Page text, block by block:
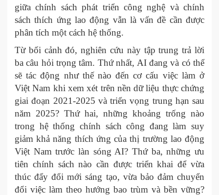
giữa chính sách phát triển công nghệ và chính
sách thích ứng lao động vẫn là vấn đề cần được
phân tích một cách hệ thống.
Từ bối cảnh đó, nghiên cứu này tập trung trả lời
ba câu hỏi trọng tâm. Thứ nhất, AI đang và có thể
sẽ tác động như thế nào đến cơ cấu việc làm ở
Việt Nam khi xem xét trên nền dữ liệu thực chứng
giai đoạn 2021-2025 và triển vọng trung hạn sau
năm 2025? Thứ hai, những khoảng trống nào
trong hệ thống chính sách công đang làm suy
giảm khả năng thích ứng của thị trường lao động
Việt Nam trước làn sóng AI? Thứ ba, những ưu
tiên chính sách nào cần được triển khai để vừa
thúc đẩy đổi mới sáng tạo, vừa bảo đảm chuyển
đổi việc làm theo hướng bao trùm và bền vững?